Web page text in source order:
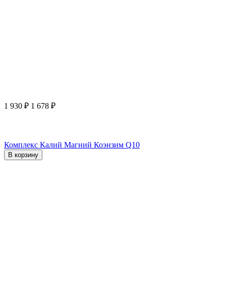
1 930 ₽ 1 678 ₽
Комплекс Калий Магний Коэнзим Q10
В корзину